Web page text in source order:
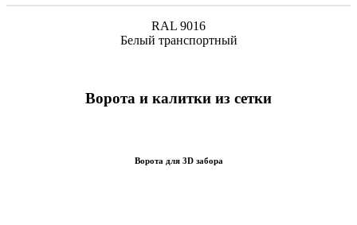
RAL 9016
Белый транспортный
Ворота и калитки из сетки
Ворота для 3D забора